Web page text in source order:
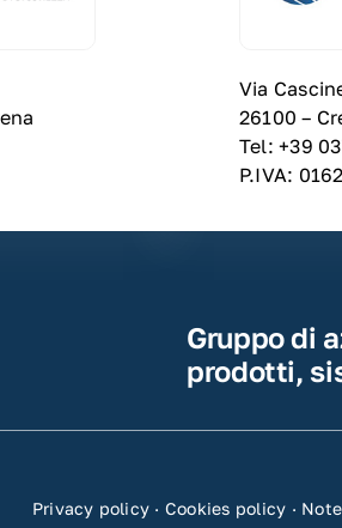
Via
26100 –
Tel: +39
P.IVA:
Gruppo di
prodotti,
Privacy policy · Cookies policy ·